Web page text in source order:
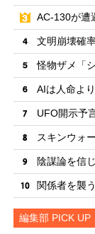
・
AC-130が遭
・
文明崩壊確
・
怪物ザメ「
・
AIは人命よ
・
UFO開示予
・
・
陰謀論を信
・
関係者を襲
編集部 PICK UP